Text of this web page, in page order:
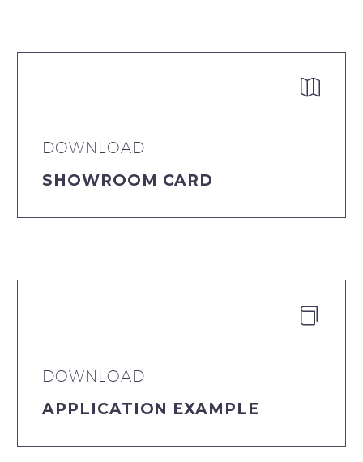


DOWNLOAD
SHOWROOM CARD


DOWNLOAD
APPLICATION EXAMPLE